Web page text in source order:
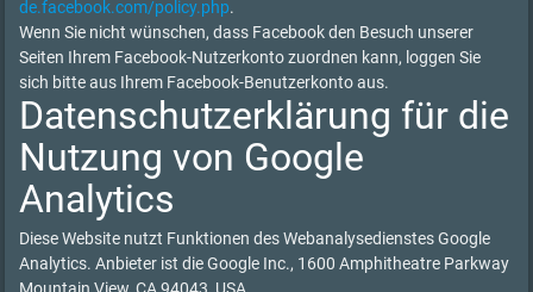
de.facebook.com/policy.php.
Wenn Sie nicht wünschen, dass Facebook den Besuch unserer
Seiten Ihrem Facebook-Nutzerkonto zuordnen kann, loggen Sie
sich bitte aus Ihrem Facebook-Benutzerkonto aus.
Datenschutzerklärung für die
Nutzung von Google
Analytics
Diese Website nutzt Funktionen des Webanalysedienstes Google
Analytics. Anbieter ist die Google Inc., 1600 Amphitheatre Parkway